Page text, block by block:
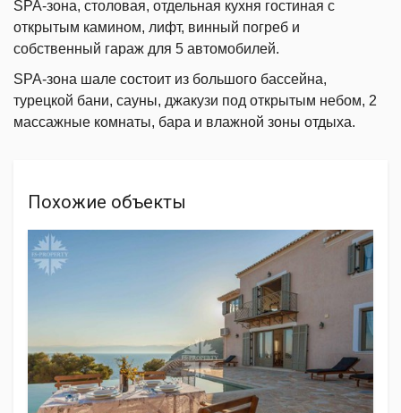
SPA-зона, столовая, отдельная кухня гостиная с
открытым камином, лифт, винный погреб и
собственный гараж для 5 автомобилей.
SPA-зона шале состоит из большого бассейна,
турецкой бани, сауны, джакузи под открытым небом, 2
массажные комнаты, бара и влажной зоны отдыха.
Похожие объекты